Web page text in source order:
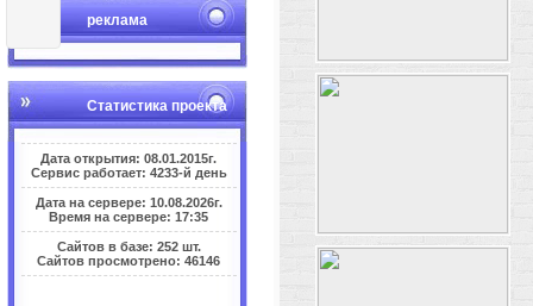
реклама
Статистика проекта
Дата открытия: 08.01.2015г.
Сервис работает: 4233-й день
Дата на сервере: 10.08.2026г.
Время на сервере: 17:35
Сайтов в базе: 252 шт.
Сайтов просмотрено: 46146